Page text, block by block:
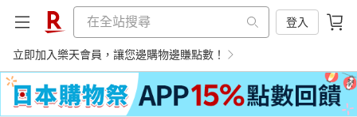
登入
立即加入樂天會員，讓您邊購物邊賺點數！